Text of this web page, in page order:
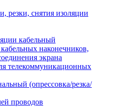
резки, снятия изоляции
кабельный
наконечников,
экрана
телекоммуникационных
(опрессовка/резка/
проводов